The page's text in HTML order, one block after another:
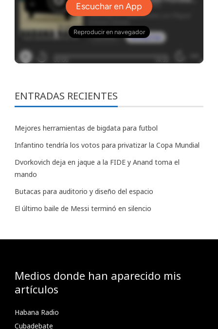
ENTRADAS RECIENTES
Mejores herramientas de bigdata para futbol
Infantino tendría los votos para privatizar la Copa Mundial
Dvorkovich deja en jaque a la FIDE y Anand toma el
mando
Butacas para auditorio y diseño del espacio
El último baile de Messi terminó en silencio
Medios donde han aparecido mis
artículos
Habana Radio
Cubadebate